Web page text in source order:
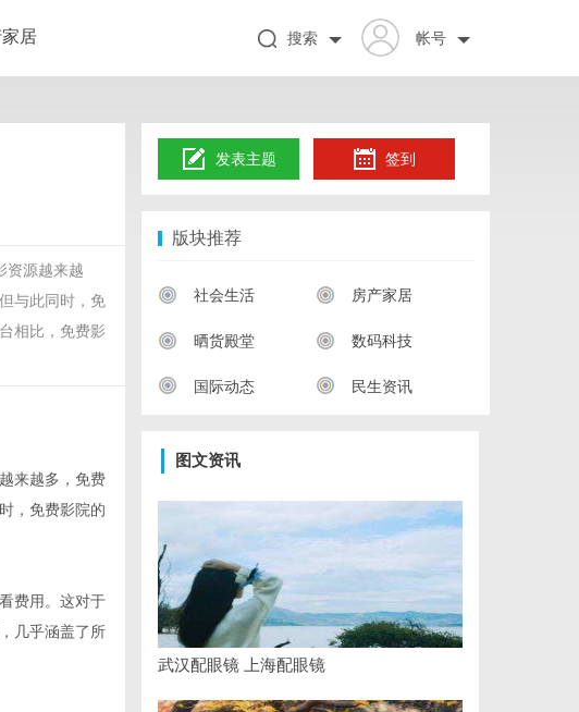
居 帐号
搜索
资源越来越
与此同时，免
相比，免费影
来越多，免费
，免费影院的
费用。这对于
几乎涵盖了所
发表主题 签到
版块推荐
社会生活 房产家居
晒货殿堂 数码科技
国际动态 民生资讯
图文资讯
武汉配眼镜 上海配眼镜